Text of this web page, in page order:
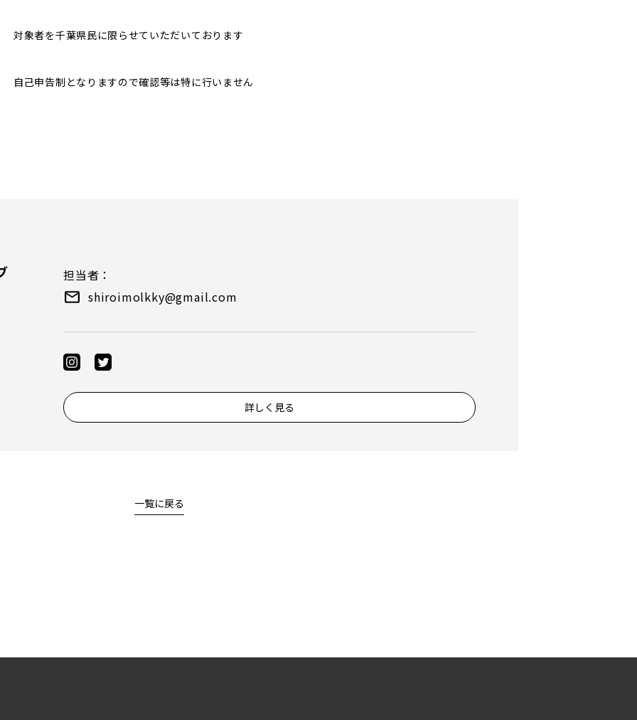
対象者を千葉県民に限らせていただいております
自己申告制となりますので確認等は特に行いません
担当者：
shiroimolkky@gmail.com
詳しく見る
一覧に戻る